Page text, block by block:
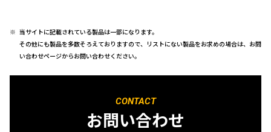
当サイトに記載されている製品は一部になります。
その他にも製品を多数そろえておりますので、リストにない製品をお求めの場合は、お問
い合わせページからお問い合わせください。
CONTACT
お問い合わせ